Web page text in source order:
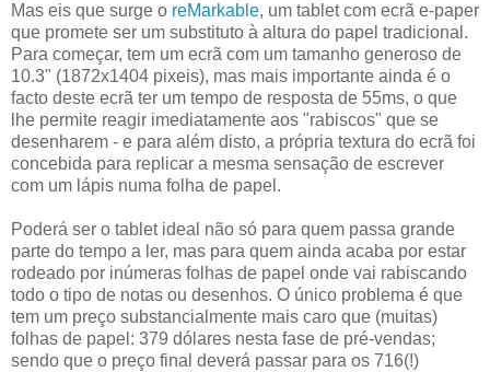
Mas eis que surge o reMarkable, um tablet com ecrã e-paper
que promete ser um substituto à altura do papel tradicional.
Para começar, tem um ecrã com um tamanho generoso de
10.3" (1872x1404 pixeis), mas mais importante ainda é o
facto deste ecrã ter um tempo de resposta de 55ms, o que
lhe permite reagir imediatamente aos "rabiscos" que se
desenharem - e para além disto, a própria textura do ecrã foi
concebida para replicar a mesma sensação de escrever
com um lápis numa folha de papel.
Poderá ser o tablet ideal não só para quem passa grande
parte do tempo a ler, mas para quem ainda acaba por estar
rodeado por inúmeras folhas de papel onde vai rabiscando
todo o tipo de notas ou desenhos. O único problema é que
tem um preço substancialmente mais caro que (muitas)
folhas de papel: 379 dólares nesta fase de pré-vendas;
sendo que o preço final deverá passar para os 716(!)